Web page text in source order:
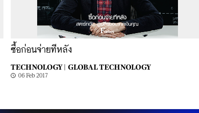
ซื้อก่อนจ่ายทีหลัง
TECHNOLOGY | GLOBAL TECHNOLOGY
06 Feb 2017